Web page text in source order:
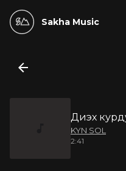
Sakha Music
Диэх
KYN SOL
2:41